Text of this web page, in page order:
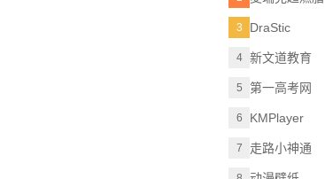
3 DraStic
4 新文道教育
5 第一高考网
6 KMPlayer
7 走路小神通